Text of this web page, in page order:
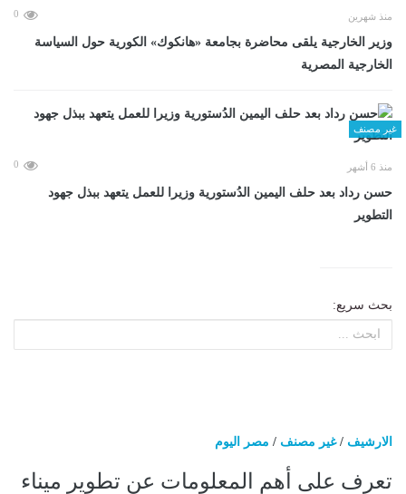
منذ شهرين 0
وزير الخارجية يلقى محاضرة بجامعة «هانكوك» الكورية حول السياسة
الخارجية المصرية
غير مصنف
منذ 6 أشهر 0
حسن رداد بعد حلف اليمين الدُستورية وزيرا للعمل يتعهد ببذل جهود
التطوير
بحث سريع:
الارشيف /غير مصنف / مصر اليوم
تعرف على أهم المعلومات عن تطوير ميناء